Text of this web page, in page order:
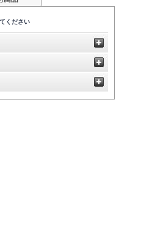
ください